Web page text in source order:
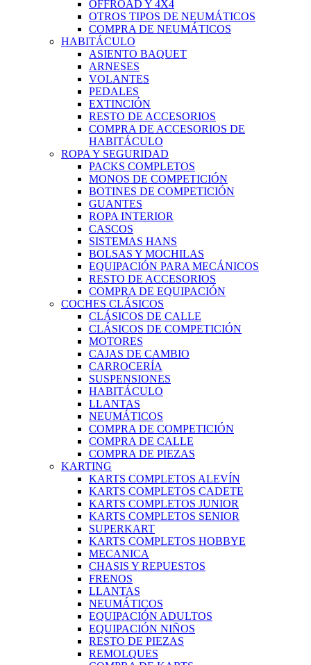
OFFROAD Y 4X4
OTROS TIPOS DE NEUMÁTICOS
COMPRA DE NEUMÁTICOS
HABITÁCULO
ASIENTO BAQUET
ARNESES
VOLANTES
PEDALES
EXTINCIÓN
RESTO DE ACCESORIOS
COMPRA DE ACCESORIOS DE
HABITÁCULO
ROPA Y SEGURIDAD
PACKS COMPLETOS
MONOS DE COMPETICIÓN
BOTINES DE COMPETICIÓN
GUANTES
ROPA INTERIOR
CASCOS
SISTEMAS HANS
BOLSAS Y MOCHILAS
EQUIPACIÓN PARA MECÁNICOS
RESTO DE ACCESORIOS
COMPRA DE EQUIPACIÓN
COCHES CLÁSICOS
CLÁSICOS DE CALLE
CLÁSICOS DE COMPETICIÓN
MOTORES
CAJAS DE CAMBIO
CARROCERÍA
SUSPENSIONES
HABITÁCULO
LLANTAS
NEUMÁTICOS
COMPRA DE COMPETICIÓN
COMPRA DE CALLE
COMPRA DE PIEZAS
KARTING
KARTS COMPLETOS ALEVÍN
KARTS COMPLETOS CADETE
KARTS COMPLETOS JUNIOR
KARTS COMPLETOS SENIOR
SUPERKART
KARTS COMPLETOS HOBBYE
MECANICA
CHASIS Y REPUESTOS
FRENOS
LLANTAS
NEUMÁTICOS
EQUIPACIÓN ADULTOS
EQUIPACIÓN NIÑOS
RESTO DE PIEZAS
REMOLQUES